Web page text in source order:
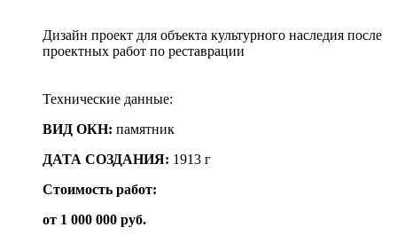
Дизайн проект для объекта культурного наследия после
проектных работ по реставрации
Технические данные:
ВИД ОКН: памятник
ДАТА СОЗДАНИЯ: 1913 г
Стоимость работ:
от 1 000 000 руб.